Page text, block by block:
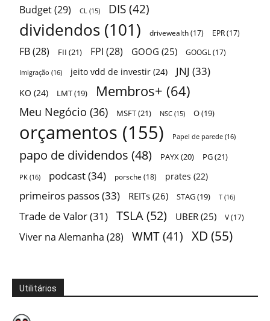
Budget(29) CL (15) DIS (42)
dividendos (101) drivewealth(17) EPR(17)
FB(28) FII (21) FPI (28) GOOG (25) GOOGL (17)
Imigração (16) jeito vdd de investir (24) JNJ (33)
KO (24) LMT(19) Membros+ (64)
Meu Negócio (36) MSFT(21) NSC (15) O(19)
orçamentos (155) Papel de parede (16)
papo de dividendos (48) PAYX(20) PG(21)
PK (16) podcast(34) porsche (18) prates (22)
primeiros passos(33) REITs (26) STAG(19) T (16)
Trade de Valor(31) TSLA(52) UBER (25) V(17)
Viver na Alemanha (28) WMT (41) XD (55)
Utilitários